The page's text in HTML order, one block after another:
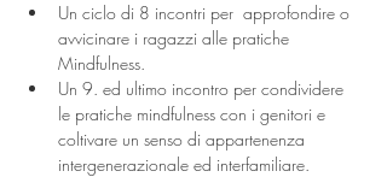
Un ciclo di 8 incontri per  approfondire o
avvicinare i ragazzi alle pratiche
Mindfulness.
Un 9. ed ultimo incontro per condividere
le pratiche mindfulness con i genitori e
coltivare un senso di appartenenza
intergenerazionale ed interfamiliare.